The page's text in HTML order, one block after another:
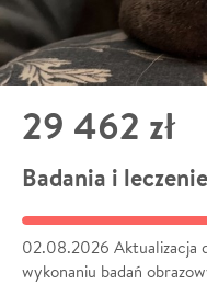
29 462 zł
Badania i
02.08.2026 Aktualizacja
wykonaniu badań